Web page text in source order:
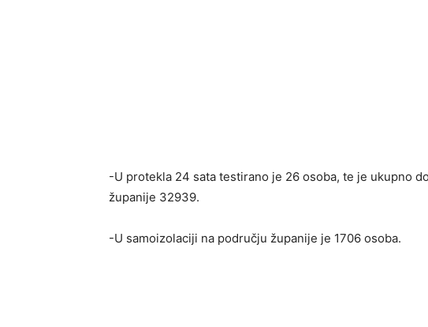
-U protekla 24 sata testirano je 26 osoba, te je ukupno
županije 32939.
-U samoizolaciji na području županije je 1706 osoba.